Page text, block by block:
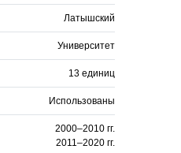
Латышский
Университет
13 единиц
Использованы
2000–2010 гг.
2011–2020 гг.